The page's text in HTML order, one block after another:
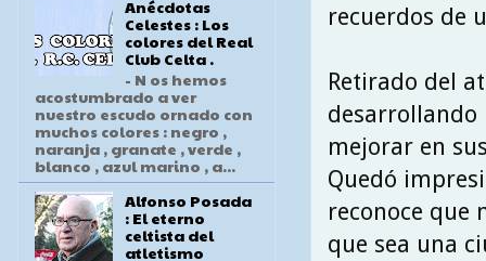
recuerdos de
Retirado del
desarrollando
mejorar en
Quedó
reconoce que
que sea una
Anécdotas
Celestes : Los
colores del Real
Club Celta .
- N os hemos
acostumbrado a ver
nuestro escudo ornado con
muchos colores : negro ,
naranja , granate , verde ,
blanco , azul marino , a...
Alfonso Posada
: El eterno
celtista del
atletismo